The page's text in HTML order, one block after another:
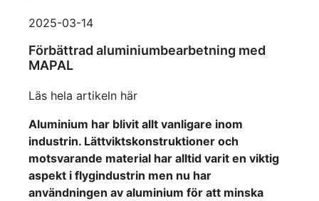
2025-03-14
Förbättrad aluminiumbearbetning med
MAPAL
Läs hela artikeln här
Aluminium har blivit allt vanligare inom
industrin. Lättviktskonstruktioner och
motsvarande material har alltid varit en viktig
aspekt i flygindustrin men nu har
användningen av aluminium för att minska